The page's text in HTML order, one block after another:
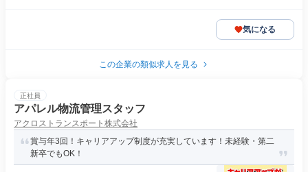
気になる
この企業の類似求人を見る
正社員
アパレル物流管理スタッフ
アクロストランスポート株式会社
賞与年3回！キャリアアップ制度が充実しています！未経験・第二
新卒でもOK！